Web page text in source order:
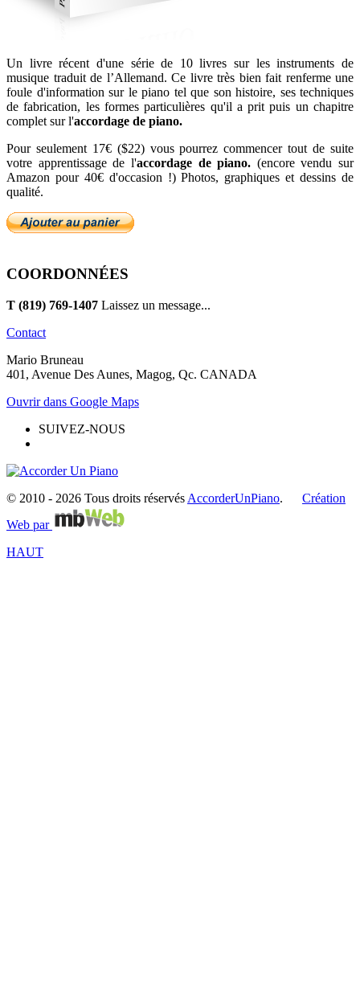
Un livre récent d'une série de 10 livres sur les instruments de
musique traduit de l’Allemand. Ce livre très bien fait renferme une
foule d'information sur le piano tel que son histoire, ses techniques
de fabrication, les formes particulières qu'il a prit puis un chapitre
complet sur l'accordage de piano.
Pour seulement 17€ ($22) vous pourrez commencer tout de suite
votre apprentissage de l'accordage de piano. (encore vendu sur
Amazon pour 40€ d'occasion !) Photos, graphiques et dessins de
qualité.
COORDONNÉES
T (819) 769-1407 Laissez un message...
Contact
Mario Bruneau
401, Avenue Des Aunes, Magog, Qc. CANADA
Ouvrir dans Google Maps
SUIVEZ-NOUS
© 2010 - 2026 Tous droits réservés AccorderUnPiano. Création
Web par
HAUT